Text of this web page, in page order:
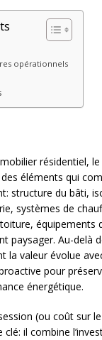
opérationnels
résidentiel,
des éléments qui
structure du bâti,
systèmes de
équipements
paysager. Au-delà
la valeur évolue
pour
énergétique.
(ou coût sur
il combine